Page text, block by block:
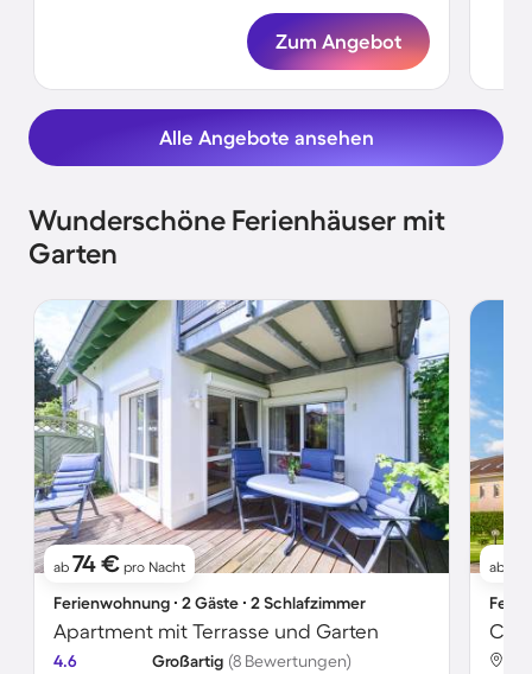
Zum Angebot
Alle Angebote ansehen
Wunderschöne Ferienhäuser mit
Garten
ab 74 € pro Nacht
Ferienwohnung ∙ 2 Gäste ∙ 2 Schlafzimmer
Apartment mit Terrasse und Garten
4.6 Großartig (8 Bewertungen)
ab